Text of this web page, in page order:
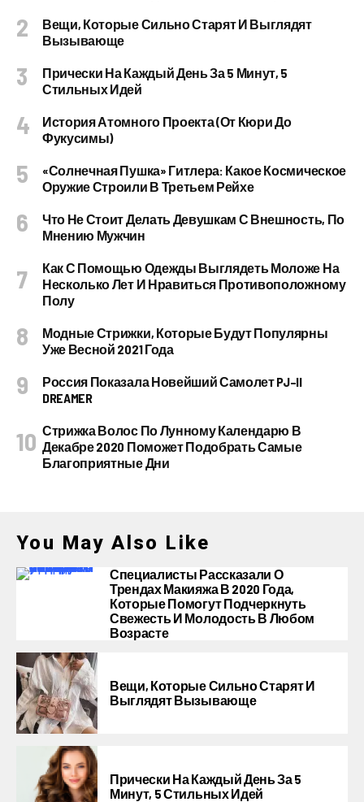
Вещи, Которые Сильно Старят И Выглядят
Вызывающе
Прически На Каждый День За 5 Минут, 5
Стильных Идей
История Атомного Проекта (от Кюри До
Фукусимы)
«Солнечная Пушка» Гитлера: Какое Космическое
Оружие Строили В Третьем Рейхе
Что Не Стоит Делать Девушкам С Внешность, По
Мнению Мужчин
Как С Помощью Одежды Выглядеть Моложе На
Несколько Лет И Нравиться Противоположному
Полу
Модные Стрижки, Которые Будут Популярны
Уже Весной 2021 Года
Россия Показала Новейший Самолет PJ–II
DREAMER
Стрижка Волос По Лунному Календарю В
Декабре 2020 Поможет Подобрать Самые
Благоприятные Дни
You May Also Like
Специалисты Рассказали О
Трендах Макияжа В 2020 Года,
Которые Помогут Подчеркнуть
Свежесть И Молодость В Любом
Возрасте
Вещи, Которые Сильно Старят И
Выглядят Вызывающе
Прически На Каждый День За 5
Минут, 5 Стильных Идей